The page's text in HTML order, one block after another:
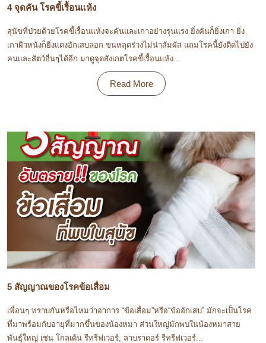
4 จุดคัน โรคขี้เรื้อนแห้ง
สุนัขที่ป่วยด้วยโรคขี้เรื้อนแห้งจะคันและเกาอย่างรุนแรง ยิ่งคันก็ยิ่งเกา ยิ่ง
เกาผิวหนังก็ยิ่งแดงอักเสบลอก ขนหลุดร่วงไม่น่าสัมผัส แถมโรคนี้ยังติดไปยัง
คนและสัตว์อื่นๆได้อีก มาดูจุดสังเกตโรคขี้เรื้อนแห้ง...
Read More
5 สัญญาณของโรคข้อเสื่อม
เพื่อนๆ ทราบกันหรือไหมว่าอาการ “ข้อเสื่อม”หรือ“ข้ออักเสบ” มักจะเป็นโรค
ที่มาพร้อมกับอายุที่มากขึ้นของน้องหมา ส่วนใหญ่มักพบในน้องหมาสาย
พันธุ์ใหญ่ เช่น โกลเด้น รีทรีฟเวอร์, ลาบราดอร์ รีทรีฟเวอร์...